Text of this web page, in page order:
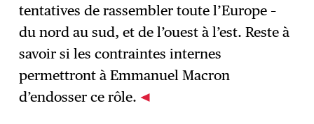
tentatives de rassembler toute l’Europe –
du nord au sud, et de l’ouest à l’est. Reste à
savoir si les contraintes internes
permettront à Emmanuel Macron
d’endosser ce rôle.